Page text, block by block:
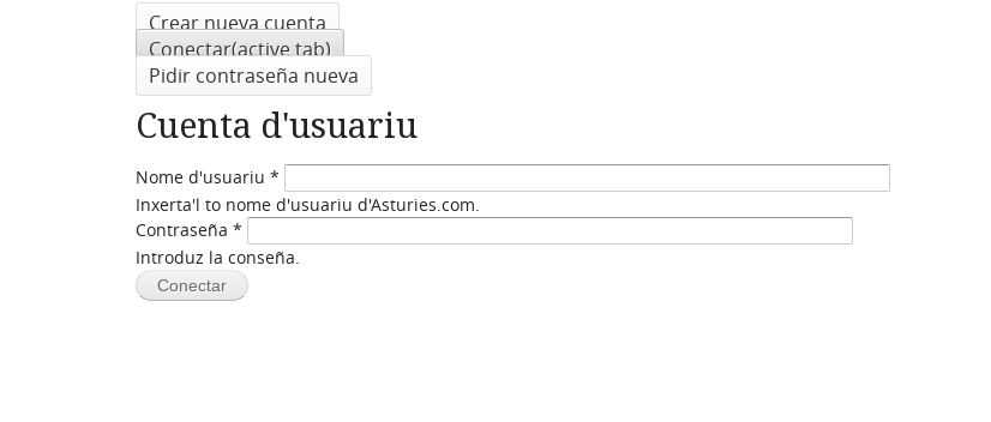
Crear nueva cuenta
Conectar(active tab)
Pidir contraseña nueva
Cuenta d'usuariu
Nome d'usuariu *
Inxerta'l to nome d'usuariu d'Asturies.com.
Contraseña *
Introduz la conseña.